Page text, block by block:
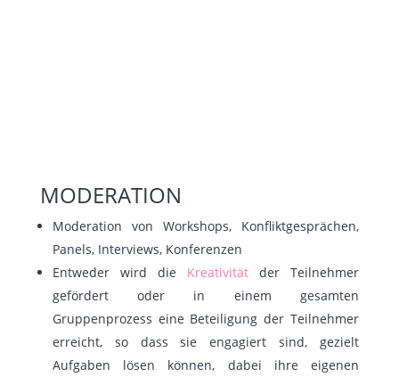
MODERATION
Moderation von Workshops, Konfliktgesprächen,
Panels, Interviews, Konferenzen
Entweder wird die Kreativität der Teilnehmer
gefördert oder in einem gesamten
Gruppenprozess eine Beteiligung der Teilnehmer
erreicht, so dass sie engagiert sind, gezielt
Aufgaben lösen können, dabei ihre eigenen